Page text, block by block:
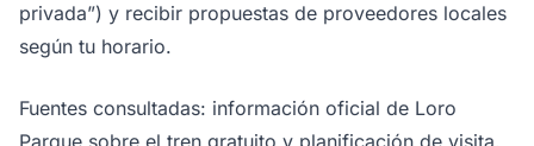
privada”) y recibir propuestas de proveedores locales
según tu horario.
Fuentes consultadas: información oficial de Loro